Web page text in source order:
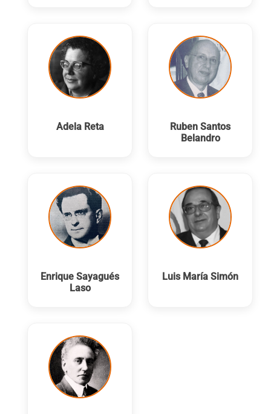
Adela Reta
Ruben Santos
Belandro
Enrique Sayagués
Laso
Luis María Simón